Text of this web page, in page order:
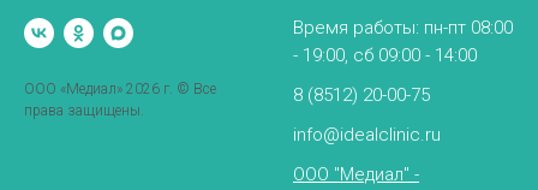
ООО «Медиал» 2026 г. © Все
права защищены.
Время работы: пн-пт 08:00
- 19:00, сб 09:00 - 14:00
8 (8512) 20-00-75
info@idealclinic.ru
ООО "Медиал" -